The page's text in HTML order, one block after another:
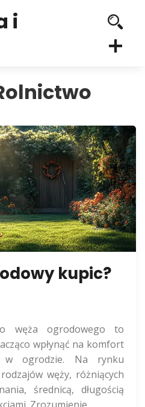
i
kupic?
węża ogrodowego to
wpłynąć na komfort
ogrodzie. Na rynku
węży, różniących
średnicą, długością